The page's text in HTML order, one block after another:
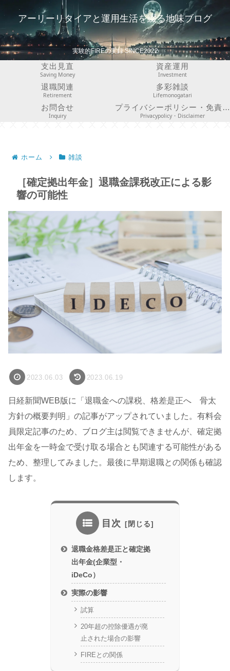
アーリーリタイアと運用生活を綴る地味ブログ
実験的FIREの実録 SINCE2022
支出見直
Saving Money
資産運用
Investment
退職関連
Retirement
多彩雑談
Lifemonogatari
お問合せ
Inquiry
プライバシーポリシー・免責事項
Privacypolicy・Disclaimer
ホーム 雑談
［確定拠出年金］退職金課税改正による影
響の可能性
2023.06.03 2023.06.19
日経新聞WEB版に「退職金への課税、格差是正へ 骨太
方針の概要判明」の記事がアップされていました。有料会
員限定記事のため、ブログ主は閲覧できませんが、確定拠
出年金を一時金で受け取る場合とも関連する可能性がある
ため、整理してみました。最後に早期退職との関係も確認
します。
目次
退職金格差是正と確定拠
出年金(企業型・
iDeCo）
実際の影響
試算
20年超の控除優遇が廃
止された場合の影響
FIREとの関係